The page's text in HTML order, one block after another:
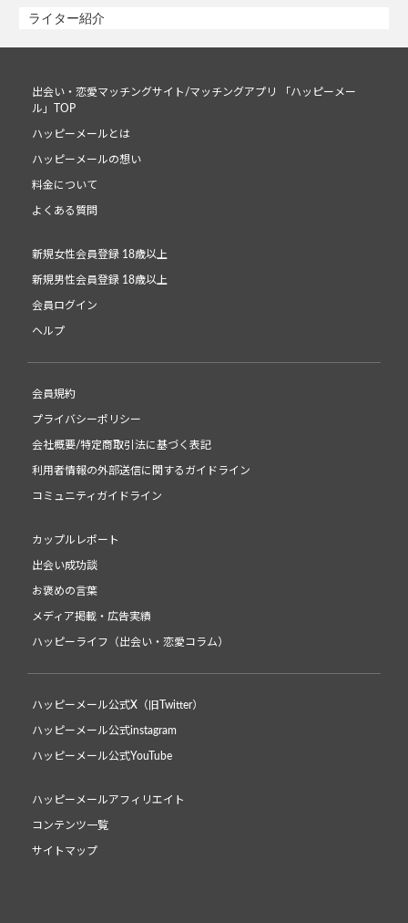
ライター紹介
出会い・恋愛マッチングサイト/マッチングアプリ 「ハッピーメー
ル」TOP
ハッピーメールとは
ハッピーメールの想い
料金について
よくある質問
新規女性会員登録 18歳以上
新規男性会員登録 18歳以上
会員ログイン
ヘルプ
会員規約
プライバシーポリシー
会社概要/特定商取引法に基づく表記
利用者情報の外部送信に関するガイドライン
コミュニティガイドライン
カップルレポート
出会い成功談
お褒めの言葉
メディア掲載・広告実績
ハッピーライフ（出会い・恋愛コラム）
ハッピーメール公式X（旧Twitter）
ハッピーメール公式instagram
ハッピーメール公式YouTube
ハッピーメールアフィリエイト
コンテンツ一覧
サイトマップ